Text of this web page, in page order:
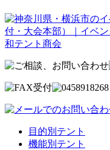
目的別テント
機能別テント